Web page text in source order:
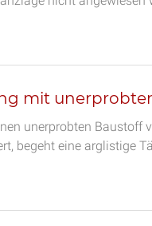
mit
unerprobten
begeht eine arglistige